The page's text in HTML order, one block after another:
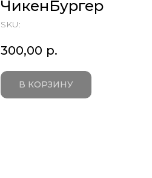
ЧикенБургер
SKU:
300,00 р.
В КОРЗИНУ